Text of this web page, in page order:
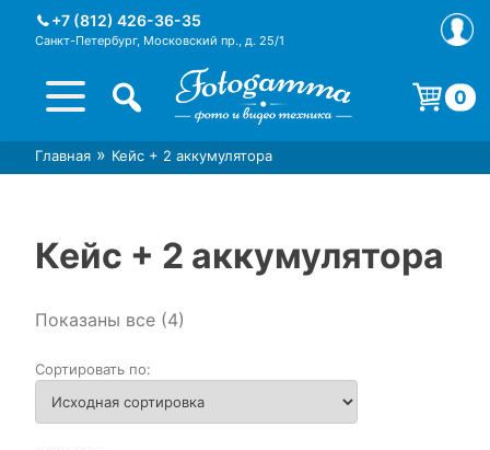
+7 (812) 426-36-35
Санкт-Петербург, Московский пр., д. 25/1
Интернет-магазин фототехники
Магазин фотоаксессуаров foto-
0
Корзина пуста.
Главная » Кейс + 2 аккумулятора
Кейс + 2 аккумулятора
Показаны все (4)